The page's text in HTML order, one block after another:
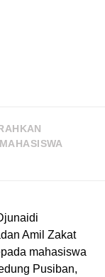
Amil Zakat
mahasiswa
Pusiban,